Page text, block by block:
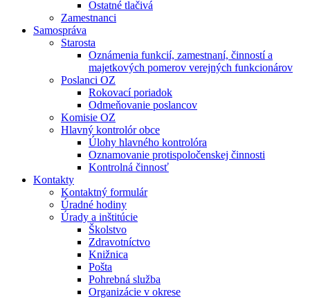
Ostatné tlačivá
Zamestnanci
Samospráva
Starosta
Oznámenia funkcií, zamestnaní, činností a
majetkových pomerov verejných funkcionárov
Poslanci OZ
Rokovací poriadok
Odmeňovanie poslancov
Komisie OZ
Hlavný kontrolór obce
Úlohy hlavného kontrolóra
Oznamovanie protispoločenskej činnosti
Kontrolná činnosť
Kontakty
Kontaktný formulár
Úradné hodiny
Úrady a inštitúcie
Školstvo
Zdravotníctvo
Knižnica
Pošta
Pohrebná služba
Organizácie v okrese